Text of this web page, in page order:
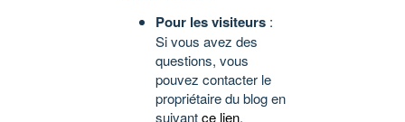
Pour les visiteurs :
Si vous avez des
questions, vous
pouvez contacter le
propriétaire du blog en
suivantce lien.